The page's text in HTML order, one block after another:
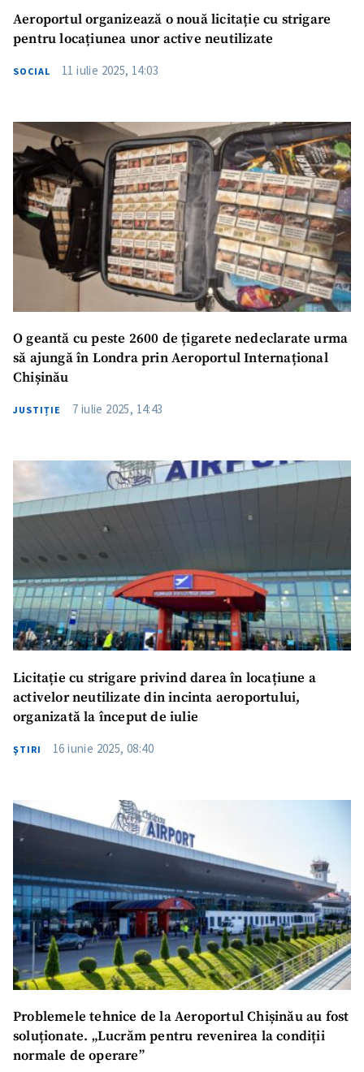
Trimite o informație
Despre ZdG
in English
на русском
Aeroportul organizează o nouă licitație cu strigare
pentru locațiunea unor active neutilizate
SOCIAL 11 iulie 2025, 14:03
O geantă cu peste 2600 de țigarete nedeclarate urma
să ajungă în Londra prin Aeroportul Internațional
Chișinău
JUSTIȚIE 7 iulie 2025, 14:43
Licitație cu strigare privind darea în locațiune a
activelor neutilizate din incinta aeroportului,
organizată la început de iulie
ŞTIRI 16 iunie 2025, 08:40
Problemele tehnice de la Aeroportul Chișinău au fost
soluționate. „Lucrăm pentru revenirea la condiții
normale de operare”